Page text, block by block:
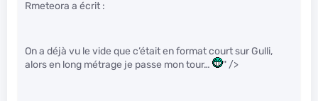
Rmeteora a écrit :
On a déjà vu le vide que c’était en format court sur Gulli,
alors en long métrage je passe mon tour…
" />